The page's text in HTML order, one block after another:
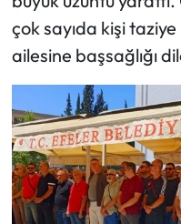
çok sayıda kişi
ailesine başsağlığı